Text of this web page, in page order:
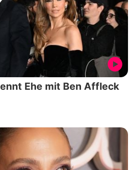
Ehe mit Ben Affleck